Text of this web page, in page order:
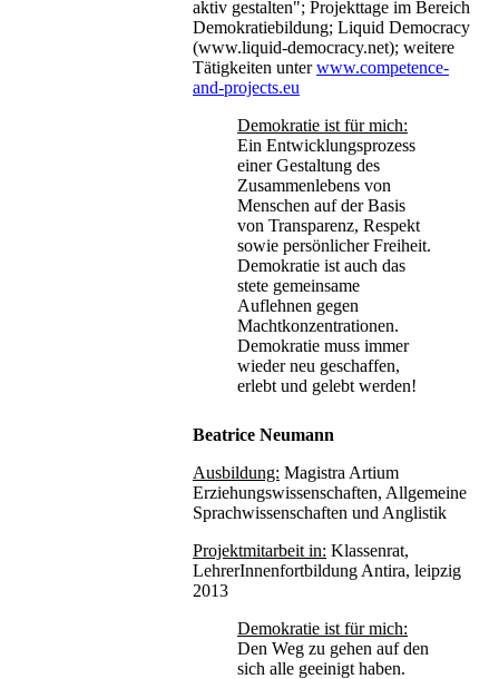
aktiv gestalten"; Projekttage im Bereich
Demokratiebildung; Liquid Democracy
(www.liquid-democracy.net); weitere
Tätigkeiten unterwww.competence-
and-projects.eu
Demokratie ist für mich:
Ein Entwicklungsprozess
einer Gestaltung des
Zusammenlebens von
Menschen auf der Basis
von Transparenz, Respekt
sowie persönlicher Freiheit.
Demokratie ist auch das
stete gemeinsame
Auflehnen gegen
Machtkonzentrationen.
Demokratie muss immer
wieder neu geschaffen,
erlebt und gelebt werden!
Beatrice Neumann
Ausbildung: Magistra Artium
Erziehungswissenschaften, Allgemeine
Sprachwissenschaften und Anglistik
Projektmitarbeit in: Klassenrat,
LehrerInnenfortbildung Antira, leipzig
2013
Demokratie ist für mich:
Den Weg zu gehen auf den
sich alle geeinigt haben.